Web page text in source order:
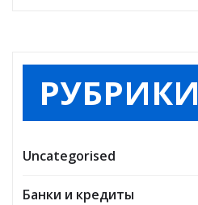
РУБРИКИ
Uncategorised
Банки и кредиты